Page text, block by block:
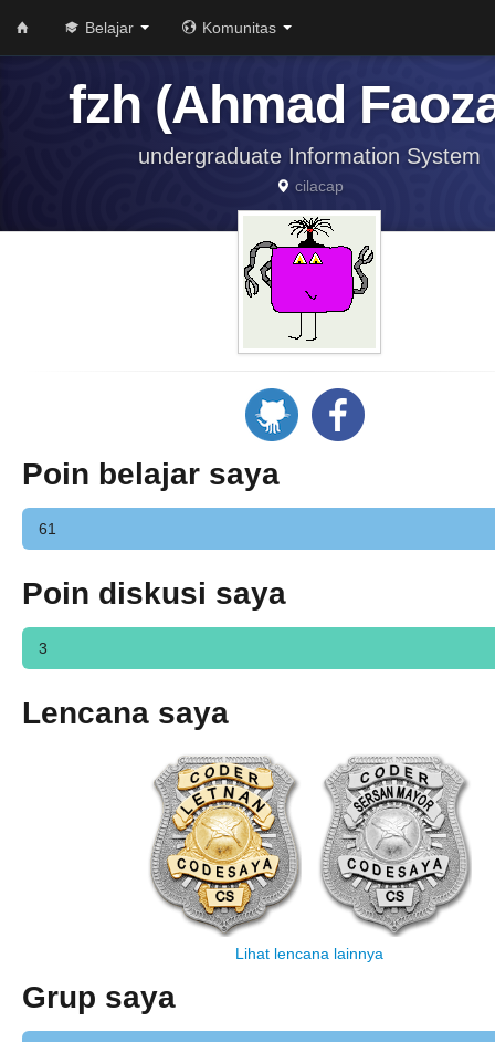
Belajar Komunitas
fzh (Ahmad
undergraduate Information System
cilacap
Poin belajar saya
61
Poin diskusi saya
3
Lencana saya
Lihat lencana lainnya
Grup saya